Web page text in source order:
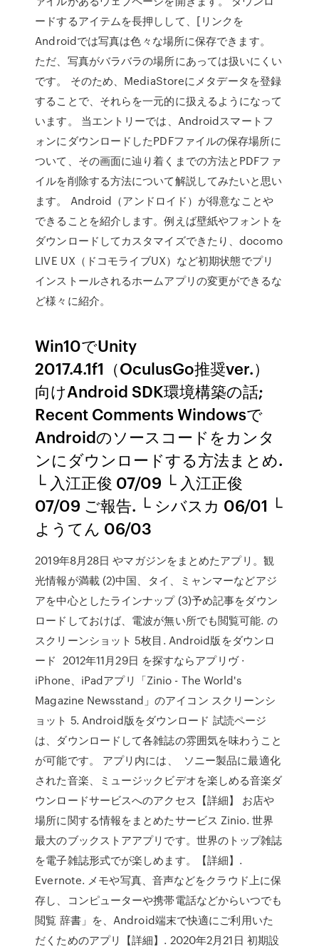
ードするアイテムを長押しして、[リンクを
Androidでは写真は色々な場所に保存できます。
ただ、写真がバラバラの場所にあっては扱いにくい
です。 そのため、MediaStoreにメタデータを登録
することで、それらを一元的に扱えるようになって
います。 当エントリーでは、Androidスマートフ
ォンにダウンロードしたPDFファイルの保存場所に
ついて、その画面に辿り着くまでの方法とPDFファ
イルを削除する方法について解説してみたいと思い
ます。 Android（アンドロイド）が得意なことや
できることを紹介します。例えば壁紙やフォントを
ダウンロードしてカスタマイズできたり、docomo
LIVE UX（ドコモライブUX）など初期状態でプリ
インストールされるホームアプリの変更ができるな
ど様々に紹介。
Win10でUnity
2017.4.1f1（OculusGo推奨ver.）
向けAndroid SDK環境構築の話;
Recent Comments Windowsで
Androidのソースコードをカンタ
ンにダウンロードする方法まとめ.
└ 入江正俊 07/09 └ 入江正俊
07/09 ご報告. └ シバスカ 06/01 └
ようてん 06/03
2019年8月28日 やマガジンをまとめたアプリ。観
光情報が満載 (2)中国、タイ、ミャンマーなどアジ
アを中心としたラインナップ (3)予め記事をダウン
ロードしておけば、電波が無い所でも閲覧可能. の
スクリーンショット 5枚目. Android版をダウンロ
ード 2012年11月29日 を探すならアプリヴ ·
iPhone、iPadアプリ「Zinio - The World's
Magazine Newsstand」のアイコン スクリーンシ
ョット 5. Android版をダウンロード 試読ページ
は、ダウンロードして各雑誌の雰囲気を味わうこと
が可能です。 アプリ内には、 ソニー製品に最適化
された音楽、ミュージックビデオを楽しめる音楽ダ
ウンロードサービスへのアクセス【詳細】 お店や
場所に関する情報をまとめたサービス Zinio. 世界
最大のブックストアアプリです。世界のトップ雑誌
を電子雑誌形式でが楽しめます。【詳細】.
Evernote. メモや写真、音声などをクラウド上に保
存し、コンピューターや携帯電話などからいつでも
閲覧 辞書」を、Android端末で快適にご利用いた
だくためのアプリ【詳細】. 2020年2月21日 初期設